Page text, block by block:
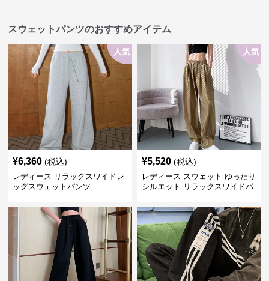
スウェットパンツのおすすめアイテム
人気
¥6,360 (税込)
レディース リラックスワイドレ
ッグスウェットパンツ
人気
¥5,520 (税込)
レディース スウェット ゆったり
シルエット リラックスワイドパ